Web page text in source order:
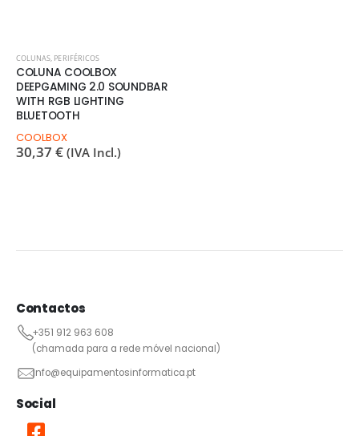
COLUNAS, PERIFÉRICOS
COLUNA COOLBOX
DEEPGAMING 2.0 SOUNDBAR
WITH RGB LIGHTING
BLUETOOTH
COOLBOX
30,37 € (IVA Incl.)
Contactos
+351 912 963 608
(chamada para a rede móvel nacional)
info@equipamentosinformatica.pt
Social